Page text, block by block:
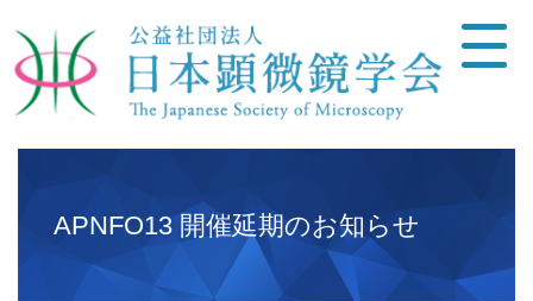
APNFO13 開催延期のお知らせ